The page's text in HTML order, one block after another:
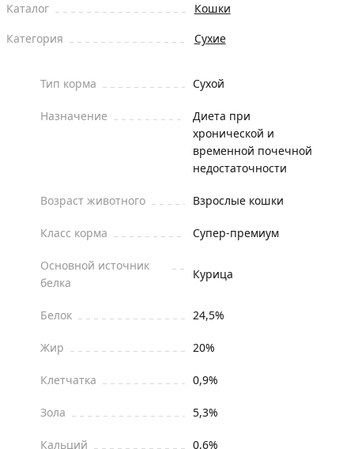
Каталог
Кошки
Категория
Сухие
Тип корма Сухой
Назначение
Диета при
хронической и
временной почечной
недостаточности
Возраст животного Взрослые кошки
Класс корма Супер-премиум
Основной источник
белка
Курица
Белок 24,5%
Жир 20%
Клетчатка 0,9%
Зола 5,3%
Кальций 0,6%